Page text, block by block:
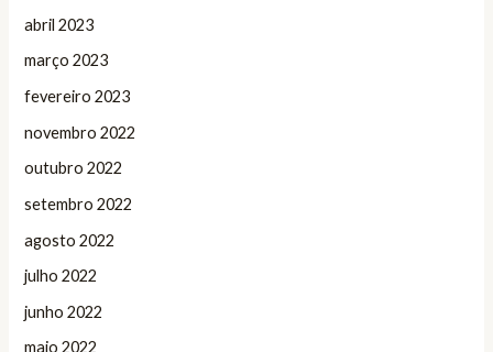
abril 2023
março 2023
fevereiro 2023
novembro 2022
outubro 2022
setembro 2022
agosto 2022
julho 2022
junho 2022
maio 2022